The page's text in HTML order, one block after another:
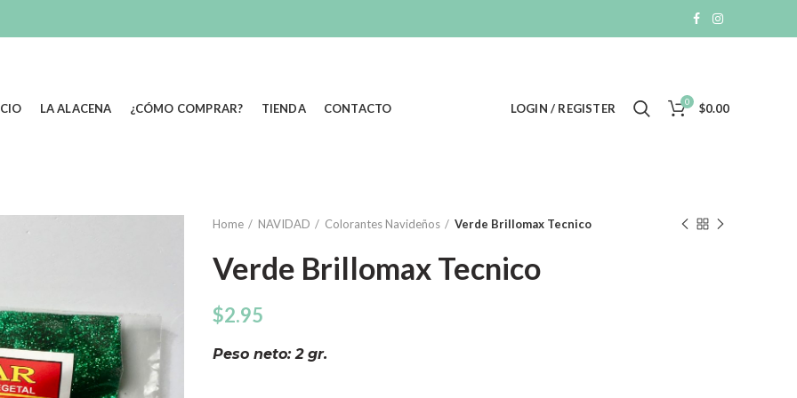
LA ALACENA ¿CÓMO COMPRAR? TIENDA CONTACTO LOGIN / REGISTER 0 $0.00
Home NAVIDAD Colorantes Navideños Verde Brillomax Tecnico
Verde Brillomax Tecnico
$2.95
Peso neto: 2 gr.